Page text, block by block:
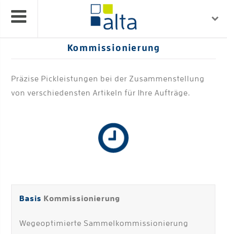
Kommissionierung
Präzise Pickleistungen bei der Zusammenstellung
von verschiedensten Artikeln für Ihre Aufträge.
Basis Kommissionierung
Wegeoptimierte Sammelkommissionierung